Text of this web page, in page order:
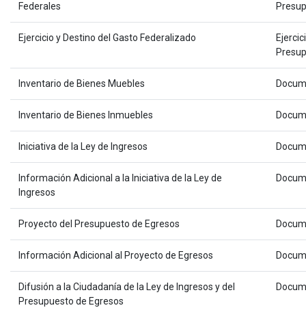
Federales
Ejercicio y Destino del Gasto Federalizado
Inventario de Bienes Muebles
Inventario de Bienes Inmuebles
Iniciativa de la Ley de Ingresos
Información Adicional a la Iniciativa de la Ley de
Ingresos
Proyecto del Presupuesto de Egresos
Información Adicional al Proyecto de Egresos
Difusión a la Ciudadanía de la Ley de Ingresos y del
Presupuesto de Egresos